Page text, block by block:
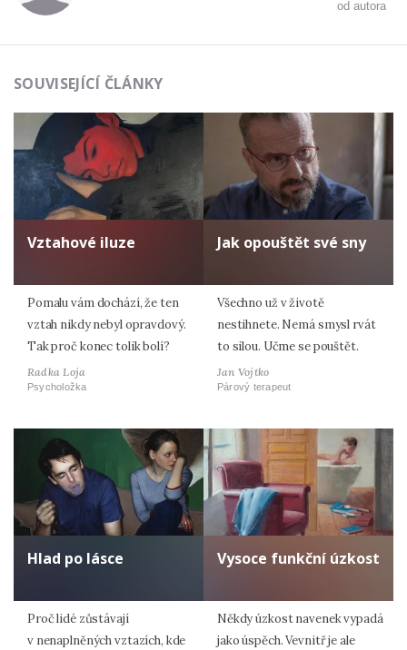
od autora
SOUVISEJÍCÍ ČLÁNKY
Vztahové iluze
Pomalu vám dochází, že ten
vztah nikdy nebyl opravdový.
Tak proč konec tolik bolí?
Radka Loja
Psycholožka
Jak opouštět své sny
Všechno už v životě
nestihnete. Nemá smysl rvát
to silou. Učme se pouštět.
Jan Vojtko
Párový terapeut
Hlad po lásce
Proč lidé zůstávají
v nenaplněných vztazích, kde
Vysoce funkční úzkost
Někdy úzkost navenek vypadá
jako úspěch. Vevnitř je ale